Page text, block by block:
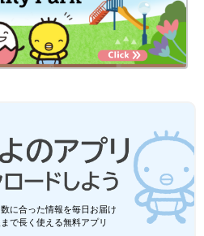
に合った情報を毎日お届け
で長く使える無料アプリ